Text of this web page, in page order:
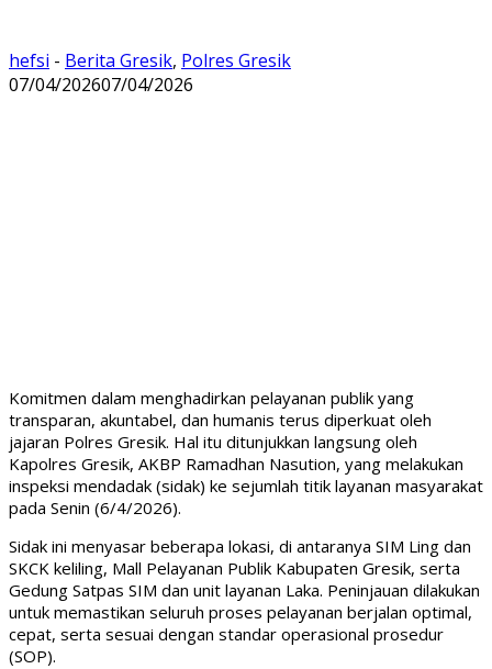
hefsi - Berita Gresik, Polres Gresik
07/04/202607/04/2026
Komitmen dalam menghadirkan pelayanan publik yang
transparan, akuntabel, dan humanis terus diperkuat oleh
jajaran Polres Gresik. Hal itu ditunjukkan langsung oleh
Kapolres Gresik, AKBP Ramadhan Nasution, yang melakukan
inspeksi mendadak (sidak) ke sejumlah titik layanan masyarakat
pada Senin (6/4/2026).
Sidak ini menyasar beberapa lokasi, di antaranya SIM Ling dan
SKCK keliling, Mall Pelayanan Publik Kabupaten Gresik, serta
Gedung Satpas SIM dan unit layanan Laka. Peninjauan dilakukan
untuk memastikan seluruh proses pelayanan berjalan optimal,
cepat, serta sesuai dengan standar operasional prosedur
(SOP).